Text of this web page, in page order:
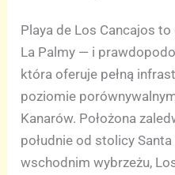
Playa de Los Cancajos
La Palmy — i
która oferuje pełną
poziomie
Kanarów. Położona
południe od stolicy Santa
wschodnim wybrzeżu,